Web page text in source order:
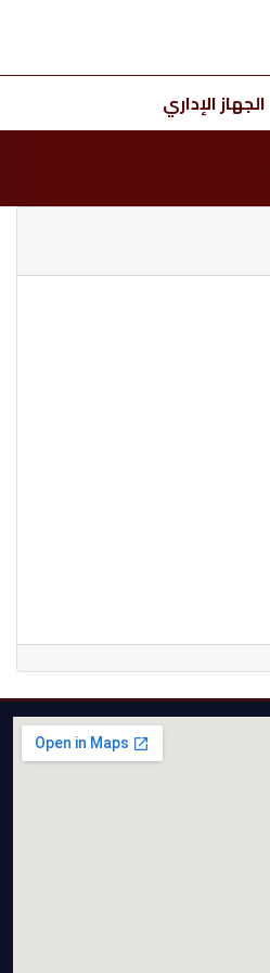
الجهاز الإداري